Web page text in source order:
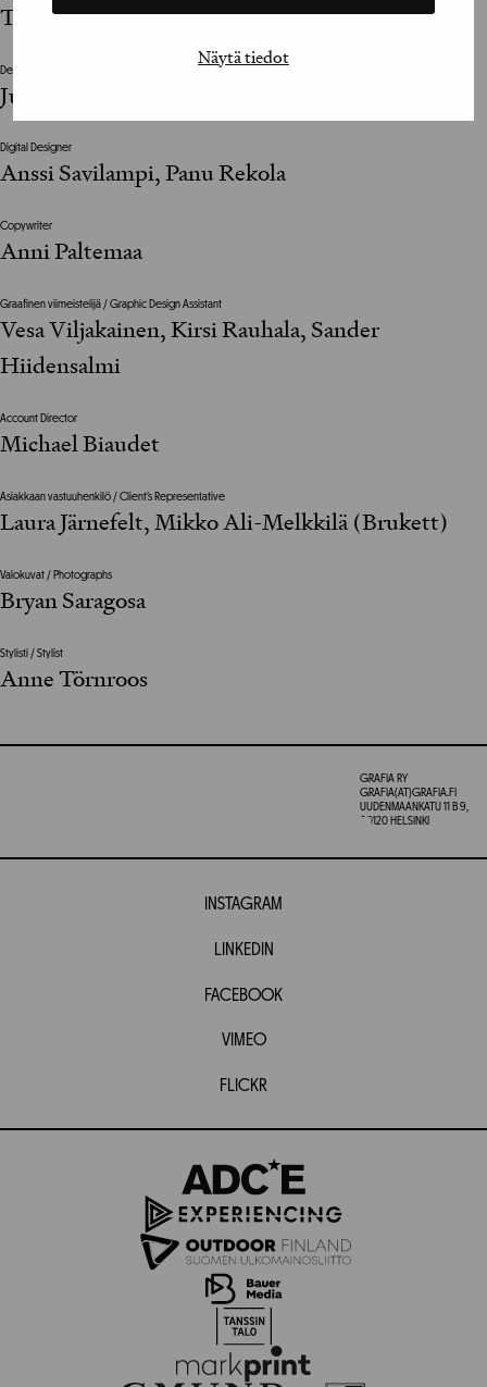
Näytä tiedot
Tony Eräpuro
Designer
Juuso Salakka
Digital Designer
Anssi Savilampi, Panu Rekola
Copywriter
Anni Paltemaa
Graafinen viimeistelijä / Graphic Design Assistant
Vesa Viljakainen, Kirsi Rauhala, Sander
Hiidensalmi
Account Director
Michael Biaudet
Asiakkaan vastuuhenkilö / Client’s Representative
Laura Järnefelt, Mikko Ali-Melkkilä (Brukett)
Valokuvat / Photographs
Bryan Saragosa
Stylisti / Stylist
Anne Törnroos
GRAFIA RY
GRAFIA(AT)GRAFIA.FI
UUDENMAANKATU 11 B 9,
00120 HELSINKI
INSTAGRAM
LINKEDIN
FACEBOOK
VIMEO
FLICKR